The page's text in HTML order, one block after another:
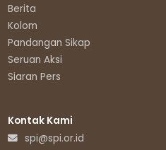
Berita
Kolom
Pandangan Sikap
Seruan Aksi
Siaran Pers
Kontak Kami
spi@spi.or.id